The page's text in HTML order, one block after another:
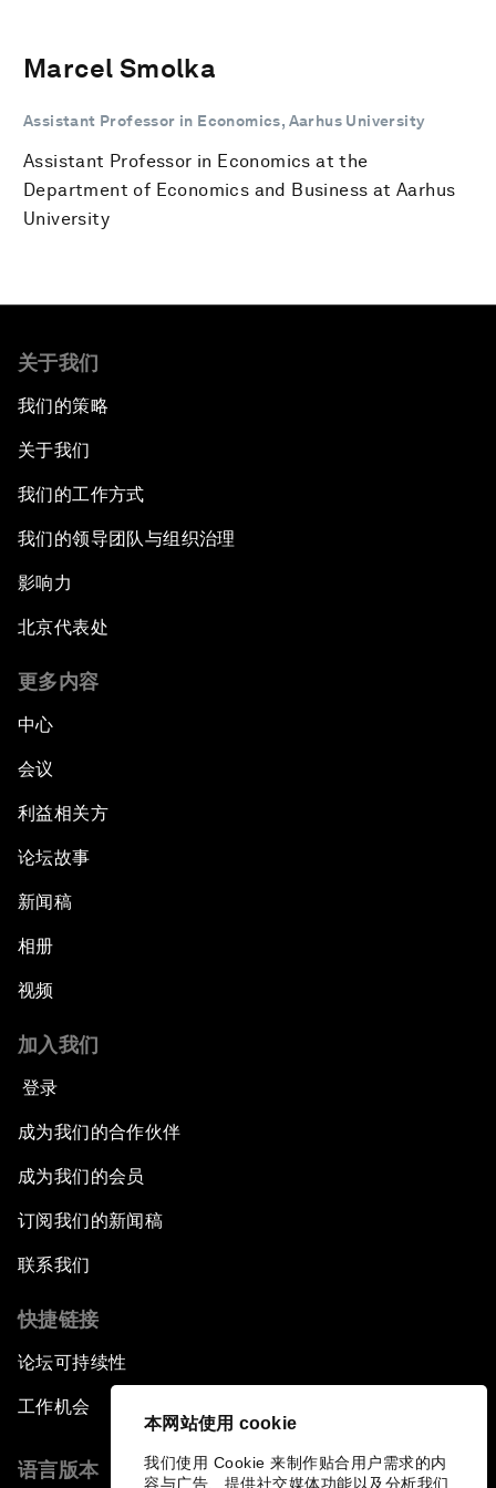
本网站使用 cookie
我们使用 Cookie 来制作贴合用户需求的内
容与广告、提供社交媒体功能以及分析我们
Marcel Smolka
Assistant Professor in Economics, Aarhus University
Assistant Professor in Economics at the
Department of Economics and Business at Aarhus
University
关于我们
我们的策略
关于我们
我们的工作方式
我们的领导团队与组织治理
影响力
北京代表处
更多内容
中心
会议
利益相关方
论坛故事
新闻稿
相册
视频
加入我们
登录
成为我们的合作伙伴
成为我们的会员
订阅我们的新闻稿
联系我们
快捷链接
论坛可持续性
工作机会
语言版本